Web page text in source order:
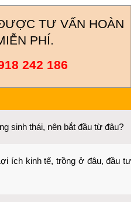
TƯ VẤN HOÀN
PHÍ.
242 186
sinh thái, nên bắt đầu từ đâu?
ích kinh tế, trồng ở đâu, đầu tư